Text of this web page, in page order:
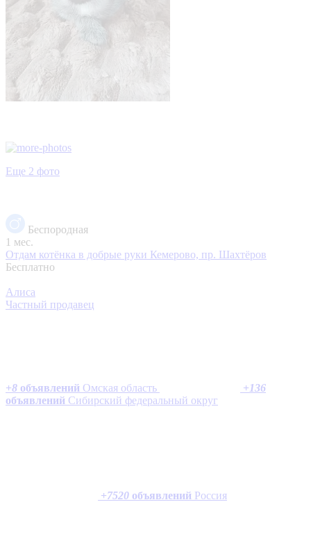
Еще 2 фото
Беспородная
1 мес.
Отдам котёнка в добрые руки Кемерово, пр. Шахтёров
Бесплатно
Алиса
Частный продавец
+8 объявлений Омская область +136
объявлений Сибирский федеральный округ
+7520 объявлений Россия